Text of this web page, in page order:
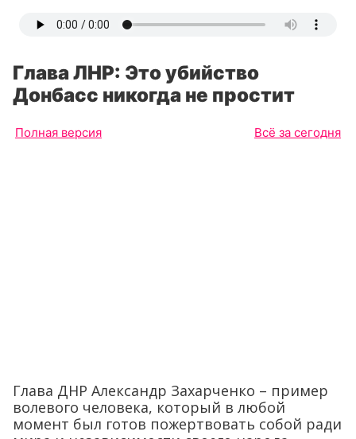
Глава ЛНР: Это убийство
Донбасс никогда не простит
Полная версия Всё за сегодня
Глава ДНР Александр Захарченко – пример
волевого человека, который в любой
момент был готов пожертвовать собой ради